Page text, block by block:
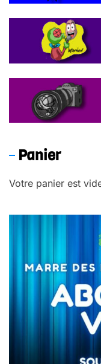
Panier
Votre panier est